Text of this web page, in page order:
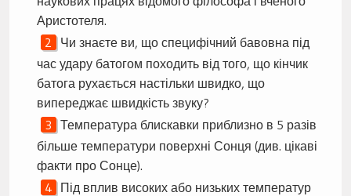
Аристотеля.
Чи знаєте ви, що специфічний бавовна під
час удару батогом походить від того, що кінчик
батога рухається настільки швидко, що
випереджає швидкість звуку?
Температура блискавки приблизно в 5 разів
більше температури поверхні Сонця (див. цікаві
факти про Сонце).
Під вплив високих або низьких температур